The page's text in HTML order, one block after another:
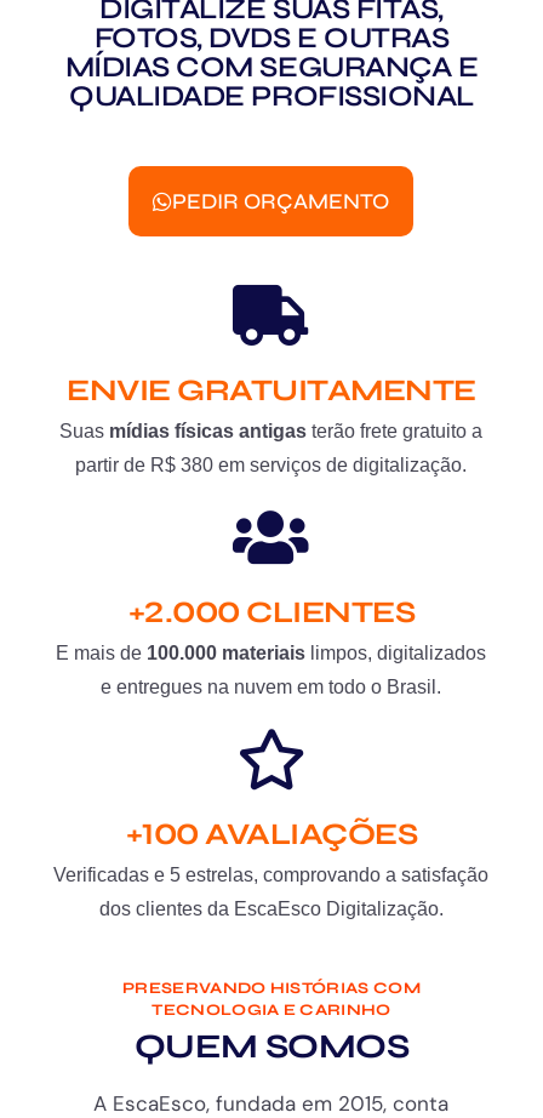
DIGITALIZE SUAS FITAS,
FOTOS, DVDS E OUTRAS
MÍDIAS COM SEGURANÇA E
QUALIDADE PROFISSIONAL
PEDIR ORÇAMENTO
ENVIE GRATUITAMENTE
Suas mídias físicas antigas terão frete gratuito a
partir de R$ 380 em serviços de digitalização.
+2.000 CLIENTES
E mais de 100.000 materiais limpos, digitalizados
e entregues na nuvem em todo o Brasil.
+100 AVALIAÇÕES
Verificadas e 5 estrelas, comprovando a satisfação
dos clientes da EscaEsco Digitalização.
PRESERVANDO HISTÓRIAS COM
TECNOLOGIA E CARINHO
QUEM SOMOS
A EscaEsco, fundada em 2015, conta